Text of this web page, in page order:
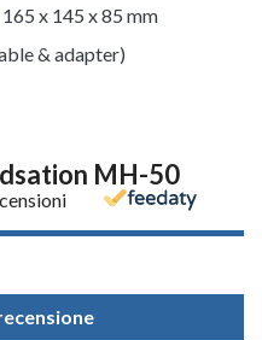
x 145 x 85 mm
& adapter)
MH-50